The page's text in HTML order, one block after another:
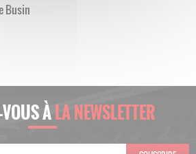
Busin
ÀLA NEWSLETTER